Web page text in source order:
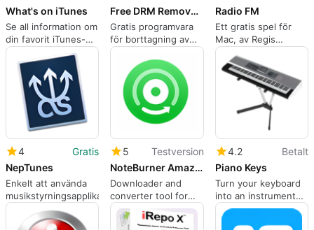
What's on iTunes
Se all information om
din favorit iTunes-
spår på en gång
Free DRM Removal for Mac
Gratis programvara
för borttagning av
digitala
rättighetsbegränsningar.
Radio FM
Ett gratis spel för
Mac, av Regis
ANDRE
4
Gratis
NepTunes
Enkelt att använda
musikstyrningsapplikation
5
Testversion
NoteBurner Amazon Music Recorder
Downloader and
converter tool for
Amazon Music
4.2
Betalt
Piano Keys
Turn your keyboard
into an instrument
with Piano Keys